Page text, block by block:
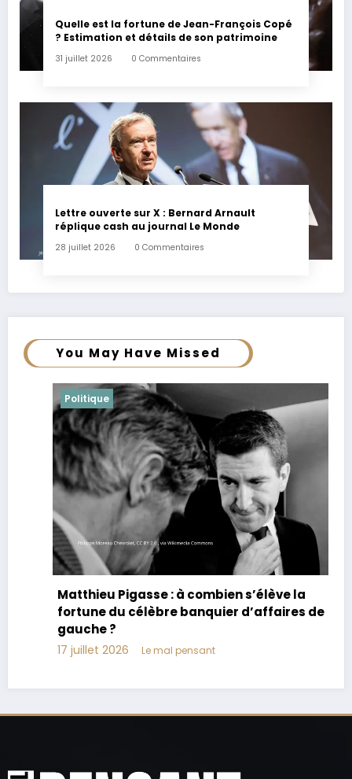
Quelle est la fortune de Jean-François Copé
? Estimation et détails de son patrimoine
31 juillet 2026 0 Commentaires
Lettre ouverte sur X : Bernard Arnault
réplique cash au journal Le Monde
28 juillet 2026 0 Commentaires
You May Have Missed
Politique
Matthieu Pigasse : à combien s’élève la
fortune du célèbre banquier d’affaires de
gauche ?
17 juillet 2026 Le mal pensant